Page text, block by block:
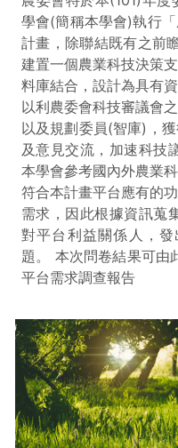
學會(簡稱本學會)執行
計畫，除聯結既有之前
建置一個農業科技決策
料庫結合，設計為具有
以利農委會科技審議會
以及規劃委員(智庫)，
及意見交流，加速科技
本學會參考國內外農業
符合本計畫平台應有的
需求，因此根據資訊蒐
對平台利益關係人，
題。 本次問卷結果可由此下載： 農業科
平台需求調查報告